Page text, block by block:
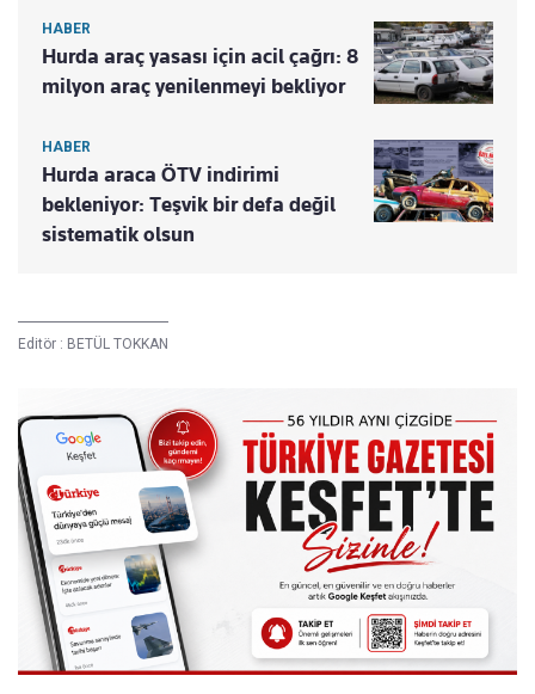
HABER
Hurda araç yasası için acil çağrı: 8
milyon araç yenilenmeyi bekliyor
HABER
Hurda araca ÖTV indirimi
bekleniyor: Teşvik bir defa değil
sistematik olsun
Editör : BETÜL TOKKAN